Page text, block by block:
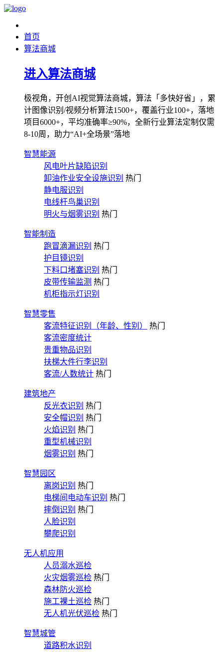
首页
算法商城
进入算法商城
极视角，开创AI视觉算法商城，算法「多快好省」，累
计图像识别/视频分析算法1500+，覆盖行业100+，落地
项目6000+，平均准确率≥90%，全新行业算法定制仅需
8-10周，助力“AI+全场景”落地
智慧能源
风电叶片缺陷识别
卸油作业安全设施识别 热门
静电服识别
电线杆鸟巢识别
明火与烟雾识别 热门
智能制造
跑冒滴漏识别 热门
护目镜识别
下料口堵塞识别 热门
皮带传输监测 热门
机柜指示灯识别
智慧零售
客流特征识别（年龄、性别）
热门
客流密度统计
贵重物品识别
扶梯大件行李识别
客流/人数统计 热门
建筑地产
反光衣识别 热门
安全帽识别 热门
火焰识别 热门
重型机械识别
烟雾识别 热门
智慧园区
离岗识别 热门
电梯间电动车识别 热门
摔倒识别 热门
人脸识别
攀爬识别
无人机应用
人员溺水巡检
火灾烟雾巡检 热门
森林防火巡检
施工裸土巡检 热门
无人机光伏巡检 热门
智慧城管
道路积水识别